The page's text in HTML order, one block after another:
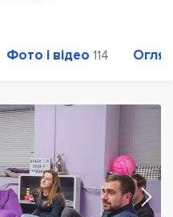
Фото і відео 114